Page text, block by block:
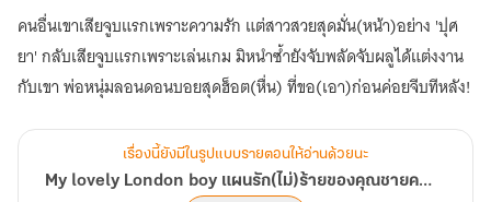
รัก(ไม่)ร้าย
ของ
คุณชาย
คลั่ง
รัก
คนอื่นเขาเสียจูบแรกเพราะความรัก แต่สาวสวยสุดมั่น(หน้า)อย่าง 'ปุศ
ยา' กลับเสียจูบแรกเพราะเล่นเกม มิหนำซ้ำยังจับพลัดจับผลูได้แต่งงาน
กับเขา พ่อหนุ่มลอนดอนบอยสุดฮ็อต(หื่น) ที่ขอ(เอา)ก่อนค่อยจีบทีหลัง!
เรื่องนี้ยังมีในรูปแบบรายตอนให้อ่านด้วยนะ
My lovely London boy แผนรัก(ไม่)ร้ายของคุณชายคลั่งรัก